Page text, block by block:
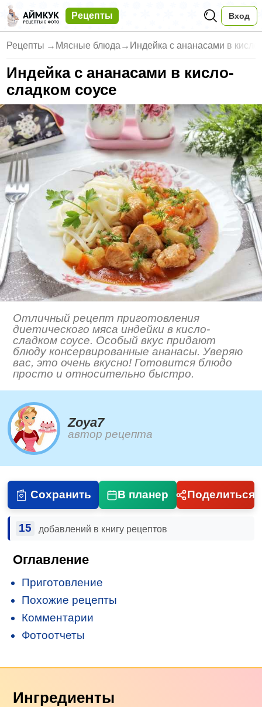
Рецепты Вход
Рецепты → Мясные блюда → Индейка с ананасами в
Индейка с ананасами в кисло-
сладком соусе
Отличный рецепт приготовления
диетического мяса индейки в кисло-
сладком соусе. Особый вкус придают
блюду консервированные ананасы. Уверяю
вас, это очень вкусно! Готовится блюдо
просто и относительно быстро.
Zoya7
автор рецепта
Сохранить В планер Поделиться
15 добавлений в книгу рецептов
Оглавление
Приготовление
Похожие рецепты
Комментарии
Фотоотчеты
Ингредиенты